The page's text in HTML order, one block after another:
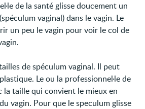
de la santé glisse doucement un
vaginal) dans le vagin. Le
un peu le vagin pour voir le col de
de spéculum vaginal. Il peut
Le ou la professionnel·le de
la taille qui convient le mieux en
vagin. Pour que le speculum glisse